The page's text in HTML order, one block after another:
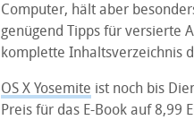
Computer, hält aber
genügend Tipps für versierte
komplette Inhaltsverzeichnis
OS X Yosemite ist noch bis
Preis für das E-Book auf 8,99